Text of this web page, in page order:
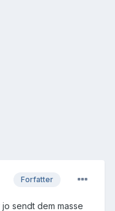
Forfatter
sendt dem masse